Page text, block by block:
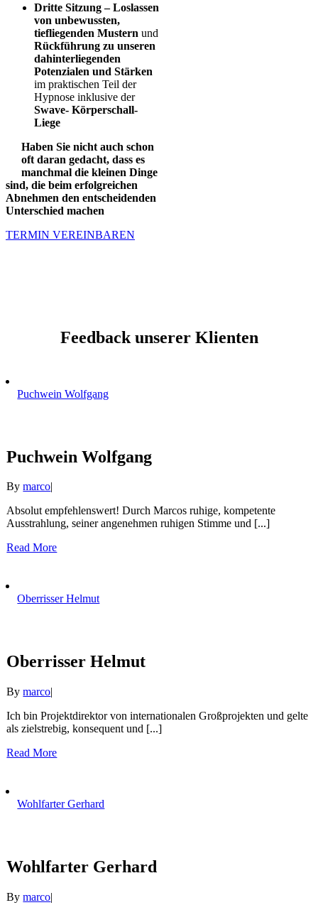
Dritte Sitzung – Loslassen
von unbewussten,
tiefliegenden Mustern und
Rückführung zu unseren
dahinterliegenden
Potenzialen und Stärken
im praktischen Teil der
Hypnose inklusive der
Swave- Körperschall-
Liege
Haben Sie nicht auch schon
oft daran gedacht, dass es
manchmal die kleinen Dinge
sind, die beim erfolgreichen
Abnehmen den entscheidenden
Unterschied machen
TERMIN VEREINBAREN
Feedback unserer Klienten
Puchwein Wolfgang
Puchwein Wolfgang
Bymarco|
Absolut empfehlenswert! Durch Marcos ruhige, kompetente
Ausstrahlung, seiner angenehmen ruhigen Stimme und [...]
Read More
Oberrisser Helmut
Oberrisser Helmut
Bymarco|
Ich bin Projektdirektor von internationalen Großprojekten und gelte
als zielstrebig, konsequent und [...]
Read More
Wohlfarter Gerhard
Wohlfarter Gerhard
Bymarco|